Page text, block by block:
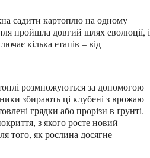
пройшла довгий шлях еволюції, і
кілька етапів – від
збирають ці клубені з врожаю
грядки або прорізи в ґрунті.
з якого росте новий
того, як рослина досягне